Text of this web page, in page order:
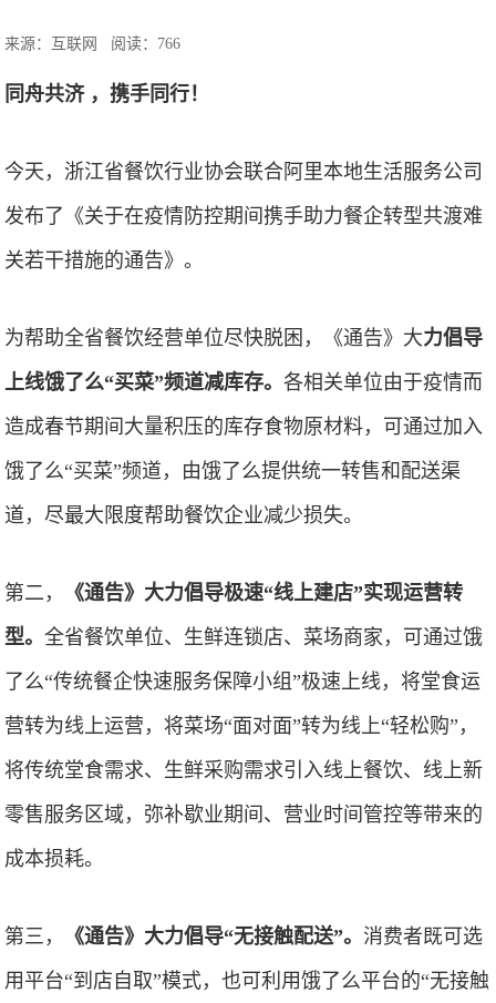
来源：互联网 阅读：766
同舟共济 ，携手同行！
今天，浙江省餐饮行业协会联合阿里本地生活服务公司
发布了《关于在疫情防控期间携手助力餐企转型共渡难
关若干措施的通告》。
为帮助全省餐饮经营单位尽快脱困，《通告》大力倡导
上线饿了么“买菜”频道减库存。各相关单位由于疫情而
造成春节期间大量积压的库存食物原材料，可通过加入
饿了么“买菜”频道，由饿了么提供统一转售和配送渠
道，尽最大限度帮助餐饮企业减少损失。
第二，
《通告》大力倡导极速“线上建店”实现运营转
型。全省餐饮单位、生鲜连锁店、菜场商家，可通过饿
了么“传统餐企快速服务保障小组”极速上线，将堂食运
营转为线上运营，将菜场“面对面”转为线上“轻松购”，
将传统堂食需求、生鲜采购需求引入线上餐饮、线上新
零售服务区域，弥补歇业期间、营业时间管控等带来的
成本损耗。
第三， 《通告》大力倡导“无接触配送”。 消费者既可选
用平台“到店自取”模式，也可利用饿了么平台的“无接触